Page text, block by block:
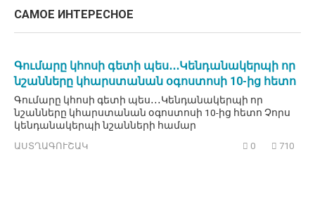
САМОЕ ИНТЕРЕСНОЕ
Գումարը կհոսի գետի պես․․․Կենդանակերպի որ
նշանները կհարստանան օգոստոսի 10-ից հետո
Գումարը կհոսի գետի պես․․․Կենդանակերպի որ
նշանները կհարստանան օգոստոսի 10-ից հետո Չորս
կենդանակերպի նշանների համար
ԱՍՏՂԱԳՈՒՇԱԿ 0 710